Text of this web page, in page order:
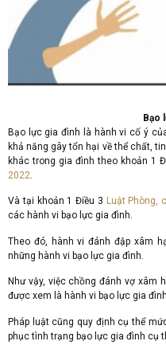
Bạo
Bạo lực gia đình là hành vi cố ý
khả năng gây tổn hại về thể chất,
khác trong gia đình theo khoản 1
2022.
Và tại khoản 1 Điều 3 Luật Phòng,
các hành vi bạo lực gia đình.
Theo đó, hành vi đánh đập xâm
những hành vi bạo lực gia đình.
Như vậy, việc chồng đánh vợ xâm
được xem là hành vi bạo lực gia
Pháp luật cũng quy định cụ thể
phục tình trạng bạo lực gia đình cụ